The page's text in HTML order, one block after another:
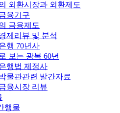
외환시장과 외환제도
융기구
금융제도
제리뷰 및 분석
행 70년사
보는 광복 60년
행법 제정사
물관관련 발간자료
융시장 리뷰
행물